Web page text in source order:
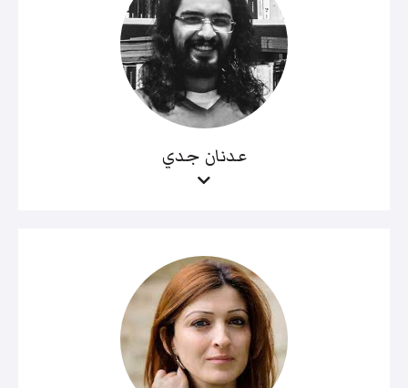
عدنان جدي